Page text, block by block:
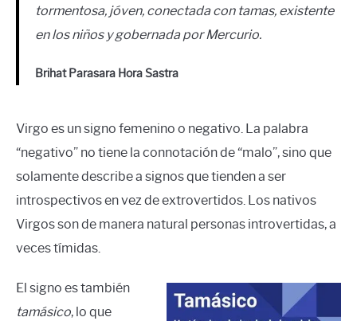
tormentosa, jóven, conectada con tamas, existente
en los niños y gobernada por Mercurio.
Brihat Parasara Hora Sastra
Virgo es un signo femenino o negativo. La palabra
“negativo” no tiene la connotación de “malo”, sino que
solamente describe a signos que tienden a ser
introspectivos en vez de extrovertidos. Los nativos
Virgos son de manera natural personas introvertidas, a
veces tímidas.
El signo es también
tamásico, lo que